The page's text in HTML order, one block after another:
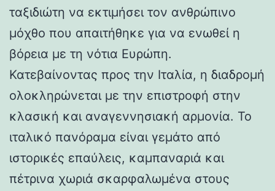
ταξιδιώτη να εκτιμήσει τον ανθρώπινο
μόχθο που απαιτήθηκε για να ενωθεί η
βόρεια με τη νότια Ευρώπη.
Κατεβαίνοντας προς την Ιταλία, η διαδρομή
ολοκληρώνεται με την επιστροφή στην
κλασική και αναγεννησιακή αρμονία. Το
ιταλικό πανόραμα είναι γεμάτο από
ιστορικές επαύλεις, καμπαναριά και
πέτρινα χωριά σκαρφαλωμένα στους